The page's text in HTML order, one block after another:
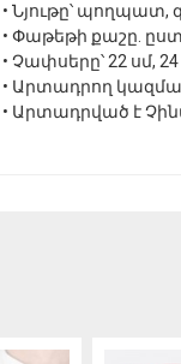
• Նյութը՝ պողպատ,
• Փաթեթի քաշը.
• Չափսերը՝ 22 սմ, 24
• Արտադրող
• Արտադրված է